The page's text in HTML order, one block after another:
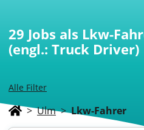
Alle Filter
29 Jobs als Lkw-
(engl.: Truck Driver)
> Ulm > Lkw-Fahrer